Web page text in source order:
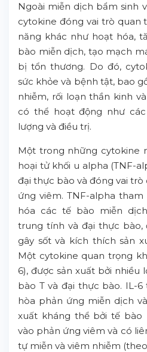
Ngoài miễn dịch bẩm sinh
cytokine đóng vai trò quan
năng khác như hoạt hóa,
bào miễn dịch, tạo mạch
bị tổn thương. Do đó,
sức khỏe và bệnh tật, bao
nhiễm, rối loạn thần kinh
có thể hoạt động như
lượng và điều trị.
Một trong những cytokine
hoại tử khối u alpha (TNF-
đại thực bào và đóng vai
ứng viêm. TNF-alpha
hóa các tế bào miễn
trung tính và đại thực
gây sốt và kích thích sản
Một cytokine quan trọng
6), được sản xuất bởi nhiều
bào T và đại thực bào. IL-6
hòa phản ứng miễn dịch
xuất kháng thể bởi tế bào
vào phản ứng viêm và có
tự miễn và viêm nhiễm (theo